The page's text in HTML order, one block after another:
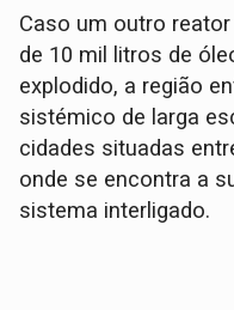
Caso um outro
de 10 mil litros de
explodido, a região
sistémico de larga
cidades situadas
onde se encontra a
sistema interligado.